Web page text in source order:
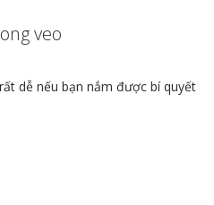
veo
dễ nếu bạn nắm được bí quyết